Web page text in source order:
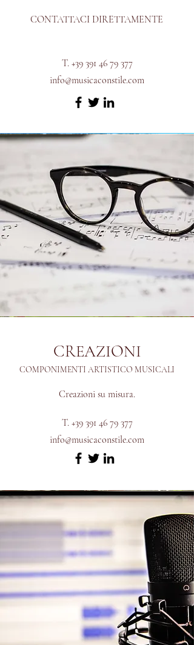
CONTATTACI DIRETTAMENTE
T. +39 391 46 79 377
info@musicaconstile.com
CREAZIONI
COMPONIMENTI ARTISTICO MUSICALI
Creazioni su misura.
T. +39 391 46 79 377
info@musicaconstile.com